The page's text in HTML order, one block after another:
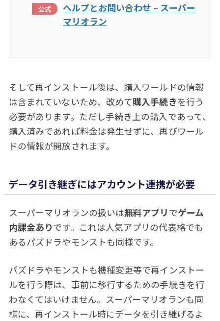
ヘルプとお問い合わせ – スーパー
マリオラン
そして再インストール後は、購入ワールドの情報
は含まれていないため、改めて購入手続きを行う
必要があります。ただし手続き上の購入であって、
購入済みであれば料金は発生せずに、再びワール
ドの情報が開放されます。
データ引き継ぎにはアカウント連携が必要
スーパーマリオランの扱いは無料アプリでゲーム
内課金ありです。これは人気アプリの代表格でも
あるパズドラやモンストも同様です。
パズドラやモンストも機種変更等で再インストー
ルを行う際は、事前に移行するための手続きを行
わなくてはいけません。スーパーマリオランも同
様に、再インストール時にデータを引き継げるよ